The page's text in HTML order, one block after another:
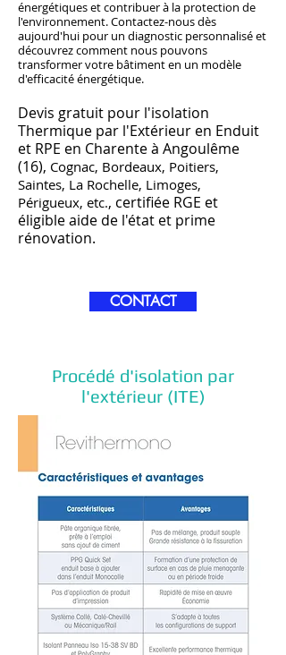
énergétiques et contribuer à la protection de
l'environnement. Contactez-nous dès
aujourd'hui pour un diagnostic personnalisé et
découvrez comment nous pouvons
transformer votre bâtiment en un modèle
d'efficacité énergétique.
Devis gratuit pour l'isolation
Thermique par l'Extérieur en Enduit
et RPE en Charente à Angoulême
(16), Cognac, Bordeaux, Poitiers,
Saintes, La Rochelle, Limoges,
Périgueux, etc., certifiée RGE et
éligible aide de l'état et prime
rénovation.
CONTACT
Procédé d'isolation par
l'extérieur (ITE)